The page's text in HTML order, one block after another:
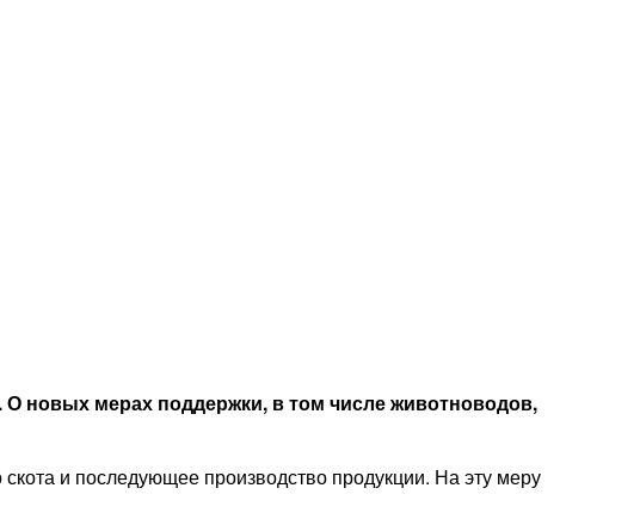
О новых мерах поддержки, в том числе животноводов,
и последующее производство продукции. На эту меру